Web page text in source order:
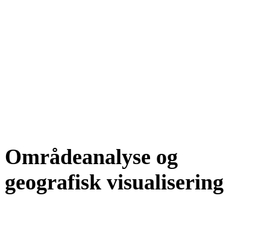
Områdeanalyse og
geografisk visualisering